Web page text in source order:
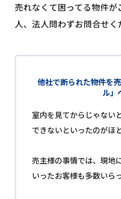
売れなくて困ってる物件
人、法人問わずお問合せく
他社で断られた物件を
ル」
室内を見てからじゃない
できないといったのがほ
売主様の事情では、現地
いったお客様も多数いら